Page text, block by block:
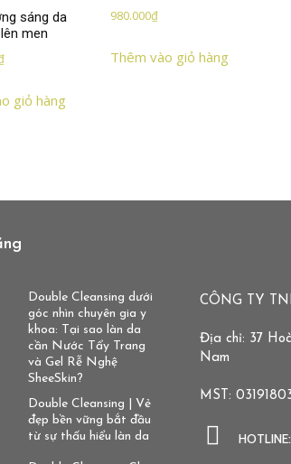
sáng da
men
giỏ hàng
980.000₫
Thêm vào giỏ hàng
Double Cleansing dưới
góc nhìn chuyên gia y
khoa: Tại sao làn da
cần Nước Tẩy Trang
và Gel Rễ Nghệ
SheeSkin?
Double Cleansing | Vẻ
đẹp bền vững bắt đầu
từ sự thấu hiểu làn da
CÔNG TY
Địa chỉ: 37
Nam
MST: